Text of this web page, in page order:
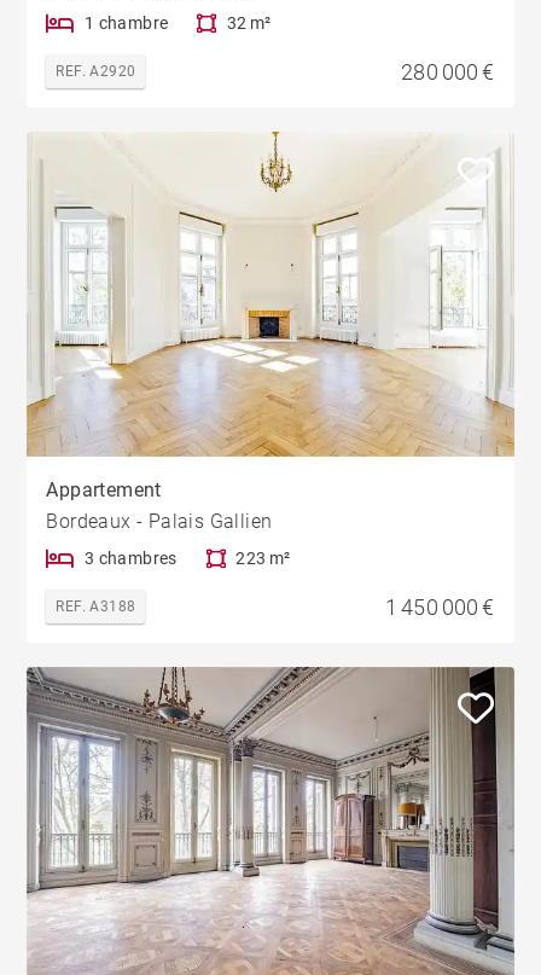
1 chambre 32 m²
REF. A2920 280 000 €
Appartement
Bordeaux - Palais Gallien
3 chambres 223 m²
REF. A3188 1 450 000 €